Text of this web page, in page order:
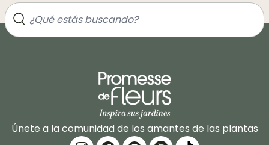
Únete a la comunidad de los amantes de las plantas